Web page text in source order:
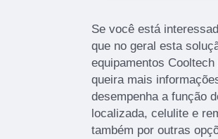
Se você está
que no geral esta
equipamentos
queira mais
desempenha a função
localizada, celulite e
também por outras